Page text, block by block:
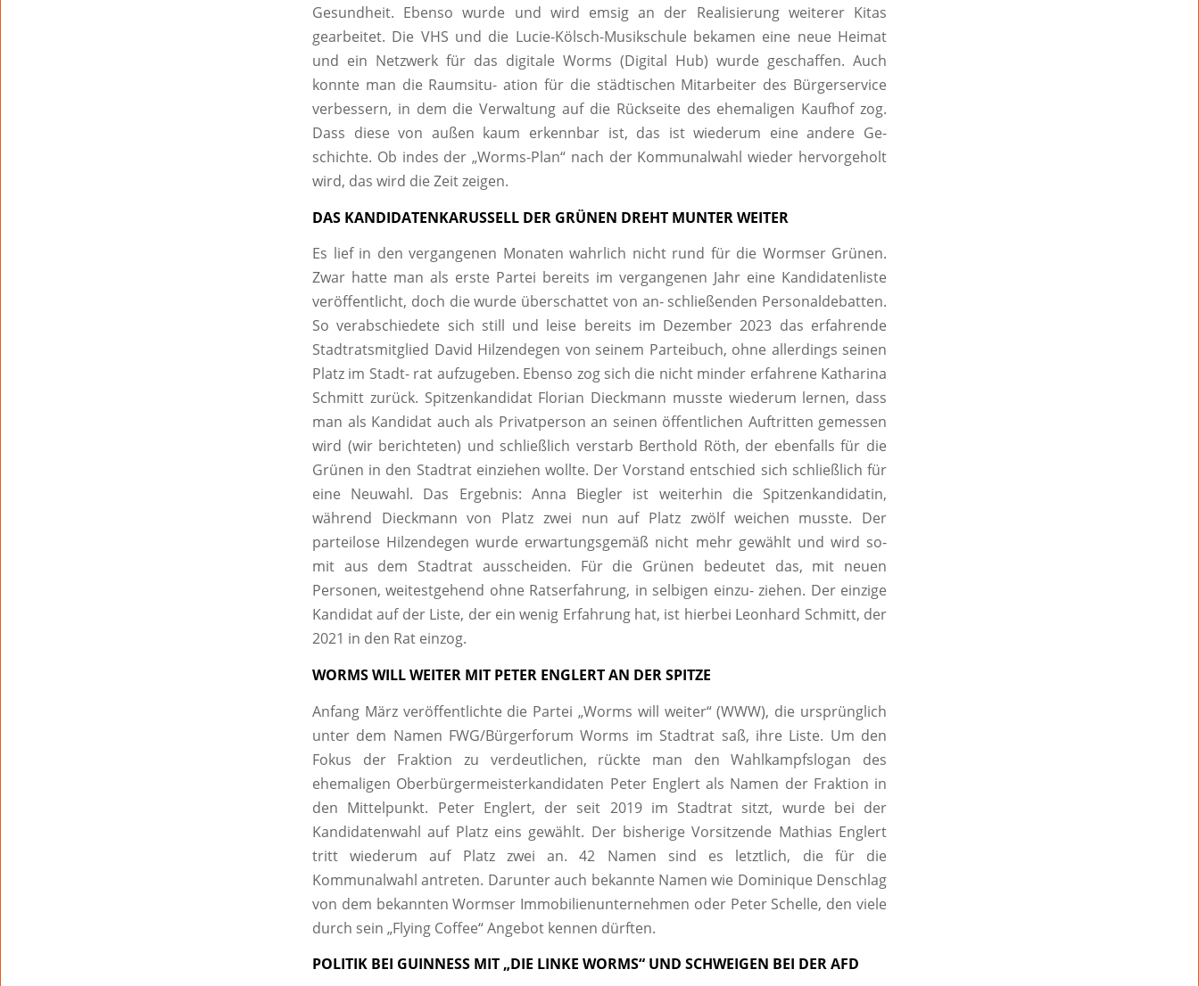
Gesundheit. Ebenso wurde und wird emsig an der Realisierung weiterer Kitas
gearbeitet. Die VHS und die Lucie-Kölsch-Musikschule bekamen eine neue Heimat
und ein Netzwerk für das digitale Worms (Digital Hub) wurde geschaffen. Auch
konnte man die Raumsitu- ation für die städtischen Mitarbeiter des Bürgerservice
verbessern, in dem die Verwaltung auf die Rückseite des ehemaligen Kaufhof zog.
Dass diese von außen kaum erkennbar ist, das ist wiederum eine andere Ge-
schichte. Ob indes der „Worms-Plan“ nach der Kommunalwahl wieder hervorgeholt
wird, das wird die Zeit zeigen.
DAS KANDIDATENKARUSSELL DER GRÜNEN DREHT MUNTER WEITER
Es lief in den vergangenen Monaten wahrlich nicht rund für die Wormser Grünen.
Zwar hatte man als erste Partei bereits im vergangenen Jahr eine Kandidatenliste
veröffentlicht, doch die wurde überschattet von an- schließenden Personaldebatten.
So verabschiedete sich still und leise bereits im Dezember 2023 das erfahrende
Stadtratsmitglied David Hilzendegen von seinem Parteibuch, ohne allerdings seinen
Platz im Stadt- rat aufzugeben. Ebenso zog sich die nicht minder erfahrene Katharina
Schmitt zurück. Spitzenkandidat Florian Dieckmann musste wiederum lernen, dass
man als Kandidat auch als Privatperson an seinen öffentlichen Auftritten gemessen
wird (wir berichteten) und schließlich verstarb Berthold Röth, der ebenfalls für die
Grünen in den Stadtrat einziehen wollte. Der Vorstand entschied sich schließlich für
eine Neuwahl. Das Ergebnis: Anna Biegler ist weiterhin die Spitzenkandidatin,
während Dieckmann von Platz zwei nun auf Platz zwölf weichen musste. Der
parteilose Hilzendegen wurde erwartungsgemäß nicht mehr gewählt und wird so-
mit aus dem Stadtrat ausscheiden. Für die Grünen bedeutet das, mit neuen
Personen, weitestgehend ohne Ratserfahrung, in selbigen einzu- ziehen. Der einzige
Kandidat auf der Liste, der ein wenig Erfahrung hat, ist hierbei Leonhard Schmitt, der
2021 in den Rat einzog.
WORMS WILL WEITER MIT PETER ENGLERT AN DER SPITZE
Anfang März veröffentlichte die Partei „Worms will weiter“ (WWW), die ursprünglich
unter dem Namen FWG/Bürgerforum Worms im Stadtrat saß, ihre Liste. Um den
Fokus der Fraktion zu verdeutlichen, rückte man den Wahlkampfslogan des
ehemaligen Oberbürgermeisterkandidaten Peter Englert als Namen der Fraktion in
den Mittelpunkt. Peter Englert, der seit 2019 im Stadtrat sitzt, wurde bei der
Kandidatenwahl auf Platz eins gewählt. Der bisherige Vorsitzende Mathias Englert
tritt wiederum auf Platz zwei an. 42 Namen sind es letztlich, die für die
Kommunalwahl antreten. Darunter auch bekannte Namen wie Dominique Denschlag
von dem bekannten Wormser Immobilienunternehmen oder Peter Schelle, den viele
durch sein „Flying Coffee“ Angebot kennen dürften.
POLITIK BEI GUINNESS MIT „DIE LINKE WORMS“ UND SCHWEIGEN BEI DER AFD